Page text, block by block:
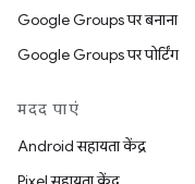
Google Groups पर बनाना
Google Groups पर पोर्टिंग
मदद पाएं
Android सहायता केंद्र